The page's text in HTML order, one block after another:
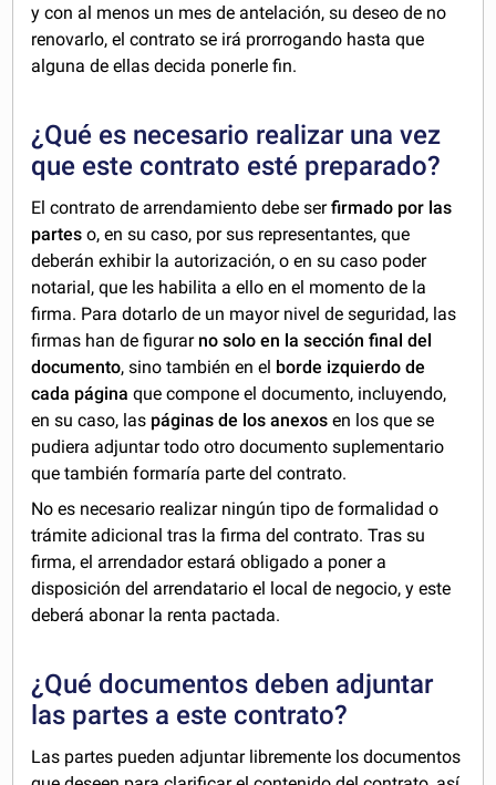
y con al menos un mes de antelación, su deseo de no
renovarlo, el contrato se irá prorrogando hasta que
alguna de ellas decida ponerle fin.
¿Qué es necesario realizar una vez
que este contrato esté preparado?
El contrato de arrendamiento debe serfirmado por las
parteso, en su caso, por sus representantes, que
deberán exhibir la autorización, o en su caso poder
notarial, que les habilita a ello en el momento de la
firma. Para dotarlo de un mayor nivel de seguridad, las
firmas han de figurar no solo en la sección final del
documento, sino también en el borde izquierdo de
cada página que compone el documento, incluyendo,
en su caso, las páginas de los anexos en los que se
pudiera adjuntar todo otro documento suplementario
que también formaría parte del contrato.
No es necesario realizar ningún tipo de formalidad o
trámite adicional tras la firma del contrato. Tras su
firma, el arrendador estará obligado a poner a
disposición del arrendatario el local de negocio, y este
deberá abonar la renta pactada.
¿Qué documentos deben adjuntar
las partes a este contrato?
Las partes pueden adjuntar libremente los documentos